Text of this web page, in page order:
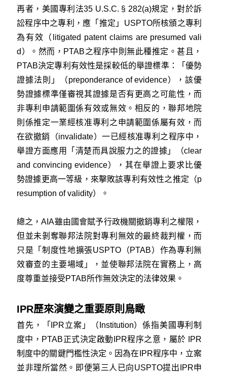
再者，美國專利法35 U.S.C. § 282(a)規定，對於訴
訟程序中之專利，應「推定」USPTO所核頒之專利
為有效（litigated patent claims are presumed vali
d）。然而，PTAB之程序中則無此種推定。甚且，
PTAB決定專利有效性是採較低的舉證標準：「優勢
證據法則」（preponderance of evidence），該優
勢證據標準僅審視其證據是否有更高之可能性，而
非專利申請範圍係有效或無效。相反的，聯邦地院
則係推定一業經核准專利之申請範圍係屬有效，而
在欲撤銷（invalidate）一已經核准專利之程序中，
舉證方面應用「清楚而具說服力之的證據」（clear
and convincing evidence），其在舉證上要求比優
勢證據更高一等級，來擊敗該專利有效性之推定（p
resumption of validity）。
總之，AIA雖由國會賦予行政機關撤銷專利之權限，
但並未剝奪聯邦法院對專利無效的最終裁判權，而
只是「制度性地擴張USPTO（PTAB）作為專利無
效審查的主要場域」，並使聯邦法院在實務上，高
度尊重並接受PTAB所作無效決定的法律效果。
IPR歷來演變之重要原則鳥瞰
首先，「IPR立案」（Institution）係指美國專利制
度中，PTAB正式決定啟動IPR程序之意，屬於 IPR
制度中的關鍵門檻性決定。因為在IPR程序中，立案
並非理所當然。即便第三人已向USPTO提出IPR申